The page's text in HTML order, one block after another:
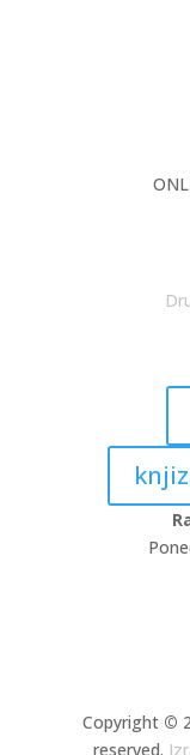
Copyright ©
reserved.